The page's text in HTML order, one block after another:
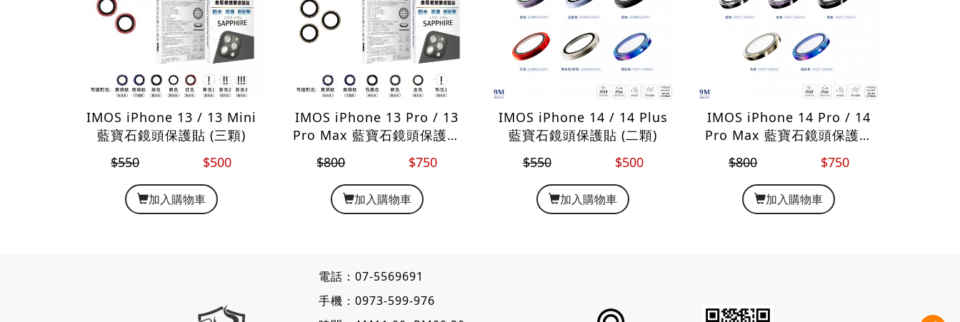
IMOS iPhone 13 / 13 Mini
藍寶石鏡頭保護貼 (三顆)
$550
$500
加入購物車
IMOS iPhone 13 Pro / 13
Pro Max 藍寶石鏡頭保護貼
$800 $750
加入購物車
IMOS iPhone 14 / 14 Plus
藍寶石鏡頭保護貼 (二顆)
$550
$500
加入購物車
IMOS iPhone 14 Pro / 14
Pro Max 藍寶石鏡頭保護貼
$800 $750
加入購物車
電話：07-5569691
手機：0973-599-976